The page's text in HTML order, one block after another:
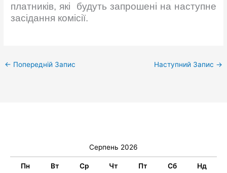
платників, які будуть запрошені на наступне
засідання комісії.
← Попередній Запис Наступний Запис →
Серпень 2026
Пн Вт Ср Чт Пт Сб Нд